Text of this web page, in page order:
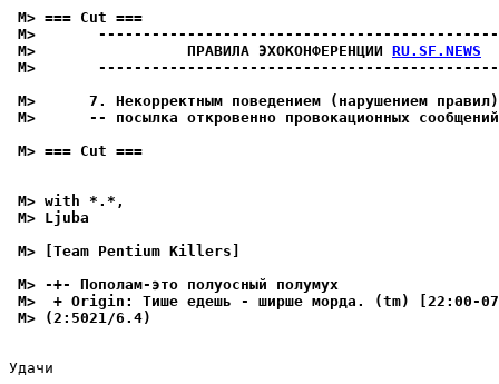
M> === Cut ===
M>
M>                 ПРАВИЛА ЭХОКОНФЕРЕНЦИИ RU.SF.NEWS
M>
M>      7. Некорректным поведением (нарушением
M>      -- посылка откровенно провокационных
M> === Cut ===
M> with *.*,
M> Ljuba
M> [Team Pentium Killers]
M> -+- Пополам-это полуосный полумух
M>  + Origin: Тише едешь - ширше моpда. (tm) [22:00-
M> (2:5021/6.4)
Удачи